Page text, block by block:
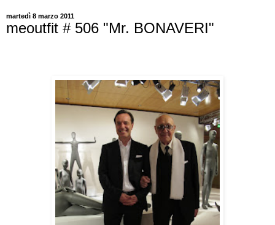
martedì 8 marzo 2011
meoutfit # 506 "Mr. BONAVERI"